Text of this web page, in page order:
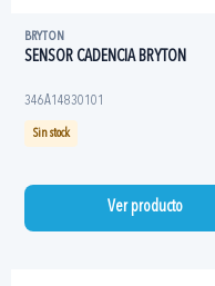
BRYTON
SENSOR CADENCIA BRYTON
346A14830101
Sin stock
Ver producto